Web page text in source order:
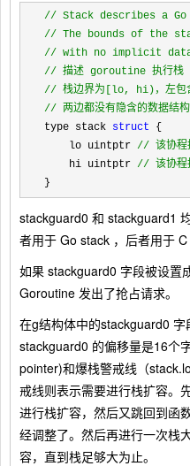
//
//
//
//
//
// 两边都没有隐含的数据结构
type stack struct {
    lo uintptr
// 该协程
    hi uintptr
// 该协程
}
stackguard0 和 stackguard1
者用于 Go stack ，后者用于 C
如果 stackguard0 字段被设置
Goroutine 发出了抢占请求。
在g结构体中的stackguard0 字
stackguard0 的偏移量是16个
pointer)和爆栈警戒线（
戒线则表示需要进行栈扩容。
进行栈扩容，然后又跳回到函
经调整了。然后再进行一次栈
容，直到栈足够大为止。